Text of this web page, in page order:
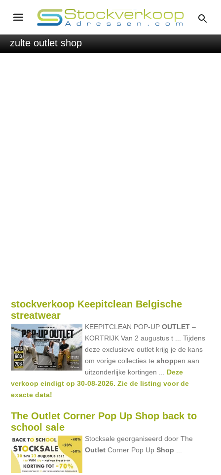
zulte outlet shop
stockverkoop Keepitclean Belgische
streatwear
KEEPITCLEAN POP-UPOUTLET –
KORTRIJK Van 2 augustus t ... Tijdens
deze exclusieve outlet krijg je de kans
om vorige collecties teshoppen aan
uitzonderlijke kortingen ... Deze
verkoop eindigt op 30-08-2026. Zie de listing voor de
exacte data!
The Outlet Corner Pop Up Shop back to
school sale
Stocksale georganiseerd door The
Outlet Corner Pop UpShop